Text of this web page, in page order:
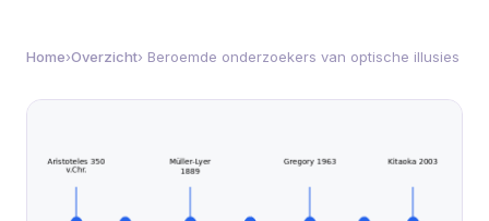
Home›Overzicht› Beroemde onderzoekers van optische illusies